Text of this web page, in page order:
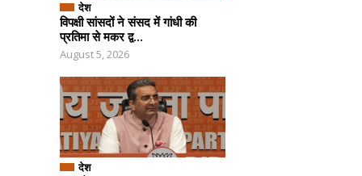
देश
विपक्षी सांसदों ने संसद में गांधी की
प्रतिमा से मकर द्व...
August 5, 2026
देश